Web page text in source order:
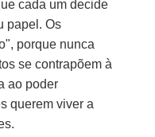
cada um decide
papel. Os
porque nunca
se contrapõem à
ao poder
querem viver a